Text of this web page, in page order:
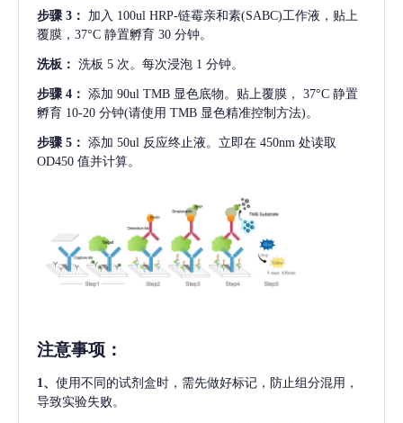
步骤 3： 加入 100ul HRP-链霉亲和素(SABC)工作液，贴上
覆膜，37°C 静置孵育 30 分钟。
洗板： 洗板 5 次。每次浸泡 1 分钟。
步骤 4： 添加 90ul TMB 显色底物。贴上覆膜， 37°C 静置
孵育 10-20 分钟(请使用 TMB 显色精准控制方法)。
步骤 5： 添加 50ul 反应终止液。立即在 450nm 处读取
OD450 值并计算。
注意事项 ：
1、 使用不同的试剂盒时，需先做好标记，防止组分混用，
导致实验失败。